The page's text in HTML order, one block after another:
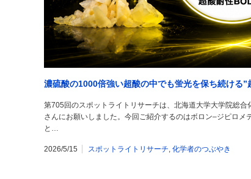
濃硫酸の1000倍強い超酸の中でも蛍光を保ち続ける”
第705回のスポットライトリサーチは、北海道大学大学院総
さんにお願いしました。今回ご紹介するのはボロン‒ジピロ
と…
2026/5/15 スポットライトリサーチ, 化学者のつぶやき